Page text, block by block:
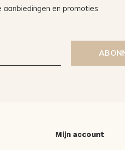
en promoties
Mijn account